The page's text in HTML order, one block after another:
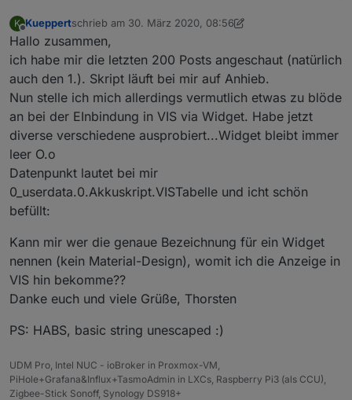
K
Offline
Kueppertschrieb am 30. März 2020, 08:56
zuletzt editiert von Kueppert
Hallo zusammen,
ich habe mir die letzten 200 Posts angeschaut (natürlich
auch den 1.). Skript läuft bei mir auf Anhieb.
Nun stelle ich mich allerdings vermutlich etwas zu blöde
an bei der EInbindung in VIS via Widget. Habe jetzt
diverse verschiedene ausprobiert...Widget bleibt immer
leer O.o
Datenpunkt lautet bei mir
0_userdata.0.Akkuskript.VISTabelle und icht schön
befüllt:
Kann mir wer die genaue Bezeichnung für ein Widget
nennen (kein Material-Design), womit ich die Anzeige in
VIS hin bekomme??
Danke euch und viele Grüße, Thorsten
PS: HABS, basic string unescaped :)
UDM Pro, Intel NUC - ioBroker in Proxmox-VM,
PiHole+Grafana&Influx+TasmoAdmin in LXCs, Raspberry Pi3 (als CCU),
Zigbee-Stick Sonoff, Synology DS918+